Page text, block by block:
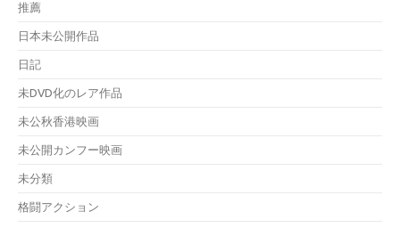
推薦
日本未公開作品
日記
未DVD化のレア作品
未公秋香港映画
未公開カンフー映画
未分類
格闘アクション